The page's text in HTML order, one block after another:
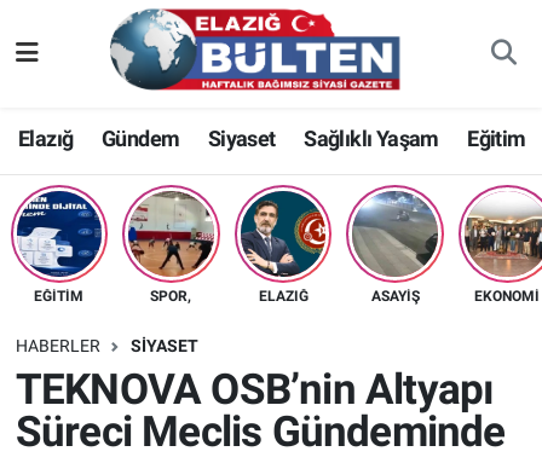
Elazığ Gündem Siyaset Sağlıklı Yaşam Eğitim
EĞITIM SPOR, ELAZIĞ ASAYIŞ EKONOMI
HABERLER SIYASET
TEKNOVA OSB’nin Altyapı
Süreci Meclis Gündeminde
Asayiş
Bilim-Teknoloji
Eğitim
Ekonomi
Elazığ
Gündem
Nöbetçi Eczaneler
Hava Durumu
Namaz Vakitleri
Trafik Durumu
Süper Lig Puan Durumu ve Fikstür
Tüm Manşetler